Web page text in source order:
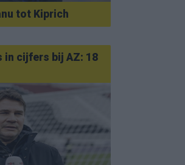
tot Kiprich
in cijfers bij AZ: 18